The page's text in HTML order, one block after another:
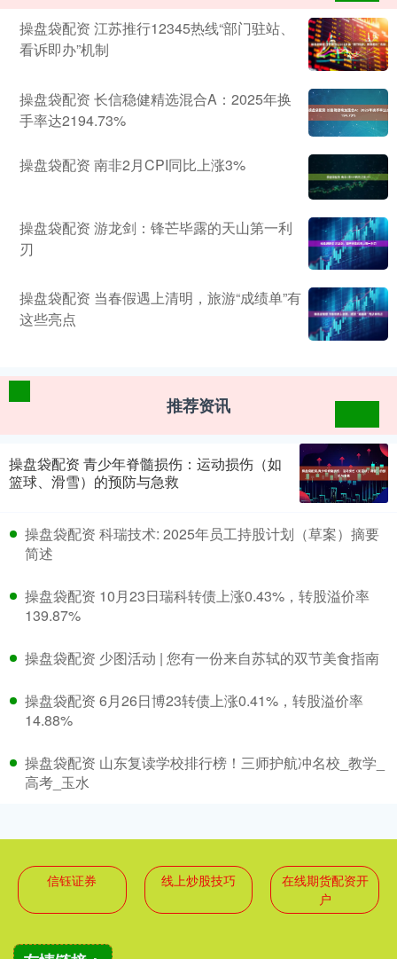
操盘袋配资 江苏推行12345热线“部门驻站、
看诉即办”机制
操盘袋配资 长信稳健精选混合A：2025年换
手率达2194.73%
操盘袋配资 南非2月CPI同比上涨3%
操盘袋配资 游龙剑：锋芒毕露的天山第一利
刃
操盘袋配资 当春假遇上清明，旅游“成绩单”有
这些亮点
推荐资讯
操盘袋配资 青少年脊髓损伤：运动损伤（如
篮球、滑雪）的预防与急救
操盘袋配资 科瑞技术: 2025年员工持股计划（草案）摘要
简述
操盘袋配资 10月23日瑞科转债上涨0.43%，转股溢价率
139.87%
操盘袋配资 少图活动 | 您有一份来自苏轼的双节美食指南
操盘袋配资 6月26日博23转债上涨0.41%，转股溢价率
14.88%
操盘袋配资 山东复读学校排行榜！三师护航冲名校_教学_
高考_玉水
信钰证券 线上炒股技巧
在线期货配资开
户